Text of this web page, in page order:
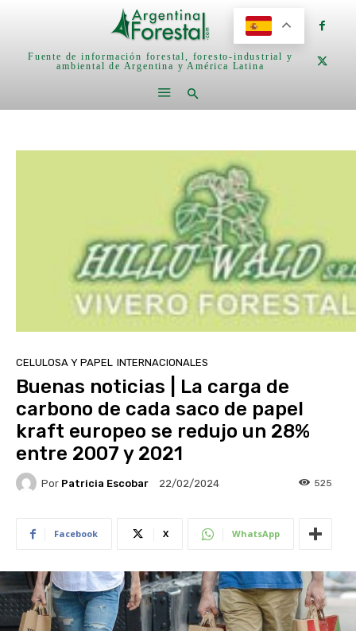
Fuente de información forestal, foresto-industrial y
ambiental de Argentina y América Latina
CELULOSA Y PAPEL INTERNACIONALES
Buenas noticias | La carga de
carbono de cada saco de papel
kraft europeo se redujo un 28%
entre 2007 y 2021
Por Patricia Escobar 22/02/2024 525
Facebook X WhatsApp